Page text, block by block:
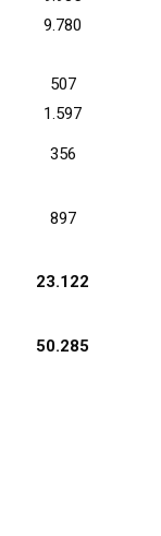
9.780
507
1.597
356
897
23.122
50.285